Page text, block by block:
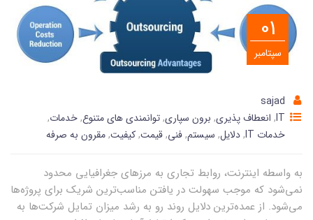
01
سپتامبر
sajad
IT
, انعطاف پذیری, برون سپاری,توانمندی های متنوع,خدمات,
خدمات IT
,دلایل, سیستم,فنی,قیمت,کیفیت,مقرون به صرفه
به واسطه اینترنت، روابط تجاری به مرزهای جغرافیایی محدود
نمی‌شود که موجب سهولت در یافتن مناسب‌ترین شریک برای پروژه‌ها
می‌شود. از عمده‌ترین دلایل روند رو به رشد میزان تمایل شرکت‌ها به